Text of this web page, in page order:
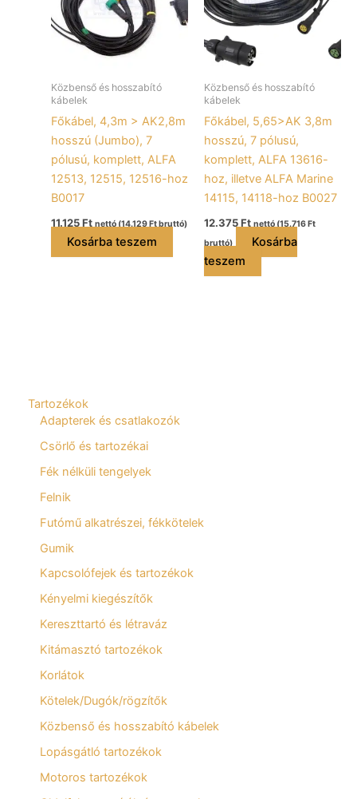
Tartozékok
Adapterek és csatlakozók
Csörlő és tartozékai
Fék nélküli tengelyek
Felnik
Futómű alkatrészei, fékkötelek
Gumik
Kapcsolófejek és tartozékok
Kényelmi kiegészítők
Kereszttartó és létraváz
Kitámasztó tartozékok
Korlátok
Kötelek/Dugók/rögzítők
Közbenső és hosszabító kábelek
Lopásgátló tartozékok
Motoros tartozékok
Közbenső és hosszabító
kábelek
Főkábel, 4,3m > AK2,8m
hosszú (Jumbo), 7
pólusú, komplett, ALFA
12513, 12515, 12516-hoz
B0017
11.125Ft nettó (14.129Ftbruttó)
Kosárba teszem
Közbenső és hosszabító
kábelek
Főkábel, 5,65>AK 3,8m
hosszú, 7 pólusú,
komplett, ALFA 13616-
hoz, illetve ALFA Marine
14115, 14118-hoz B0027
12.375Ft nettó (15.716Ft
bruttó)
Kosárba
teszem